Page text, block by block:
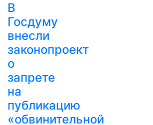
В
Госдуму
внесли
законопроект
о
запрете
на
публикацию
«обвинительной